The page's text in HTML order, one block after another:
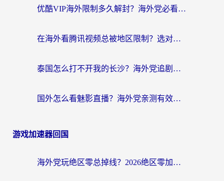
优酷VIP海外限制多久解封？海外党必看的跨区难题一站式解决指南
在海外看腾讯视频总被地区限制？选对回国加速器，还能解决泰国政务网和蜻蜓FM卡顿问题
泰国怎么打不开我的长沙？海外党追剧看片的破局指南
国外怎么看魅影直播？海外党亲测有效的回国加速指南（附听歌、看央视VIP技巧）
游戏加速器回国
海外党玩绝区零总掉线？2026绝区零加速器推荐+跨平台国服游戏加速攻略